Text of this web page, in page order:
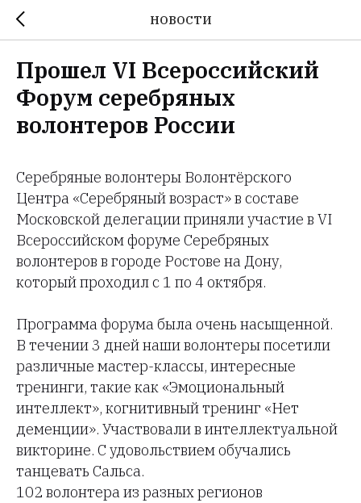
НОВОСТИ
Прошел VI Всероссийский
Форум серебряных
волонтеров России
Серебряные волонтеры Волонтёрского
Центра «Серебряный возраст» в составе
Московской делегации приняли участие в VI
Всероссийском форуме Серебряных
волонтеров в городе Ростове на Дону,
который проходил с 1 по 4 октября.
Программа форума была очень насыщенной.
В течении 3 дней наши волонтеры посетили
различные мастер-классы, интересные
тренинги, такие как «Эмоциональный
интеллект», когнитивный тренинг «Нет
деменции». Участвовали в интеллектуальной
викторине. С удовольствием обучались
танцевать Сальса.
102 волонтера из разных регионов